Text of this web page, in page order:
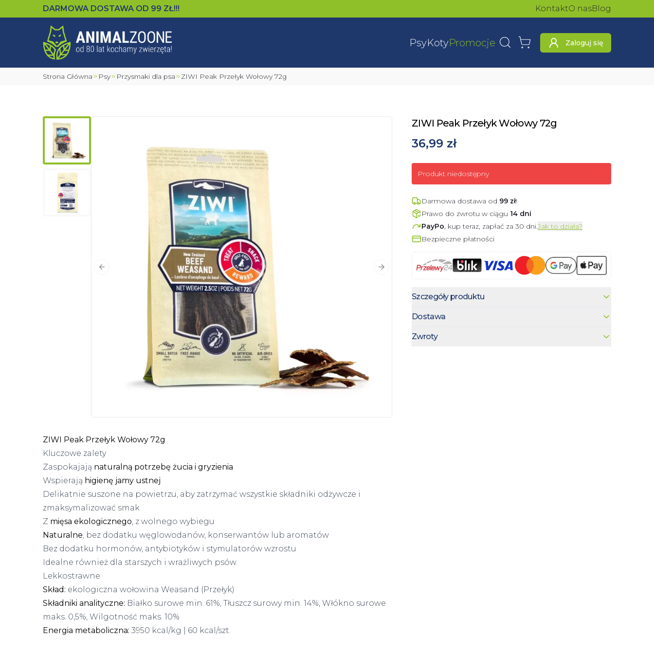
DARMOWA DOSTAWA OD 99 ZŁ!!! KontaktO nasBlog
PsyKotyPromocje WyszukajKoszyk Zaloguj się
Strona Główna Psy Przysmaki dla psa ZIWI Peak Przełyk Wołowy 72g
Poprzedni slajd Następny slajd
ZIWI Peak Przełyk Wołowy 72g
36,99 zł
Produkt niedostępny
Darmowa dostawa od 99 zł!
Prawo do zwrotu w ciągu 14 dni
PayPo, kup teraz, zapłać za 30 dni.Jak to działa?
Bezpieczne płatności
Szczegóły produktu
Dostawa
Zwroty
ZIWI Peak Przełyk Wołowy 72g
Kluczowe zalety
Zaspokajają naturalną potrzebę żucia i gryzienia
Wspierają higienę jamy ustnej
Delikatnie suszone na powietrzu, aby zatrzymać wszystkie składniki odżywcze i
zmaksymalizować smak
Z mięsa ekologicznego, z wolnego wybiegu
Naturalne, bez dodatku węglowodanów, konserwantów lub aromatów
Bez dodatku hormonów, antybiotyków i stymulatorów wzrostu
Idealne również dla starszych i wrażliwych psów.
Lekkostrawne
Skład: ekologiczna wołowina Weasand (Przełyk)
Składniki analityczne: Białko surowe min. 61%, Tłuszcz surowy min. 14%, Włókno surowe
maks. 0,5%, Wilgotność maks. 10%
Energia metaboliczna: 3950 kcal/kg | 60 kcal/szt.